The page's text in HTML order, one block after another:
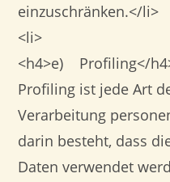
einzuschränken.</li>
<li>
<h4>e) Profiling</
Profiling ist jede Art
Verarbeitung
darin besteht, dass
Daten verwendet